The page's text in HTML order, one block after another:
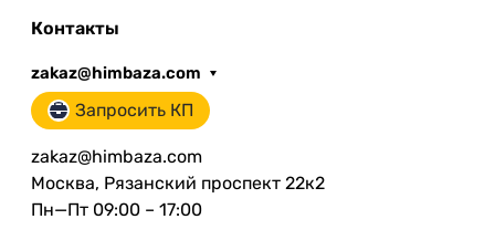
Контакты
zakaz@himbaza.com
Запросить КП
zakaz@himbaza.com
Москва, Рязанский проспект 22к2
Пн—Пт 09:00 – 17:00